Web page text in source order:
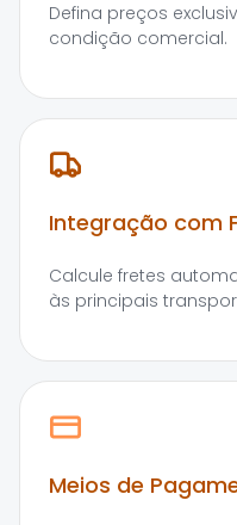
Defina preços
condição comercial.
Integração com
Calcule fretes
às principais
Meios de